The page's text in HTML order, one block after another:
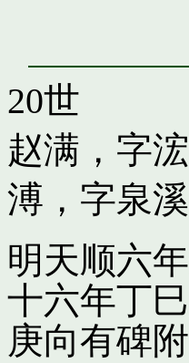
20世
赵满，字
溥，字泉溪
明天顺六
十六年丁
庚向有碑